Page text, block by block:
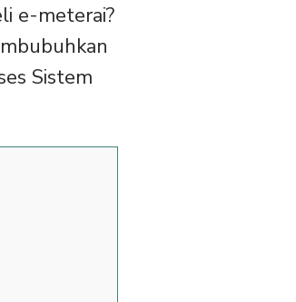
e-meterai?
Sistem